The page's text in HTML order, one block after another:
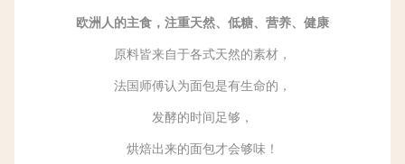
欧洲人的主食，注重天然、低糖、营养、健康
原料皆来自于各式天然的素材，
法国师傅认为面包是有生命的，
发酵的时间足够，
烘焙出来的面包才会够味！